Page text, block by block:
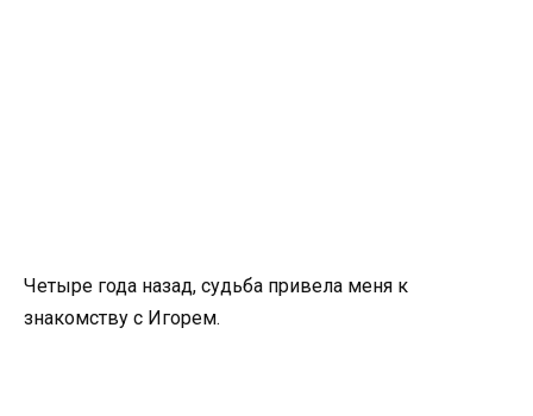
Четыре года назад, судьба привела меня к
знакомству с Игорем.